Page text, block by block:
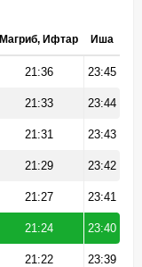
Магриб, Ифтар Иша
21:36 23:45
21:33 23:44
21:31 23:43
21:29 23:42
21:27 23:41
21:24 23:40
21:22 23:39